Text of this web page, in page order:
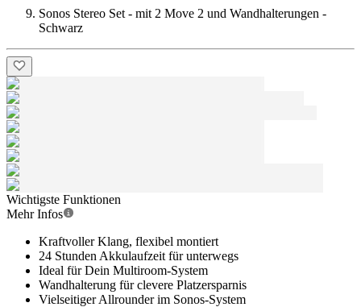
Sonos Stereo Set - mit 2 Move 2 und Wandhalterungen -
Schwarz
Wichtigste Funktionen
Mehr Infos
Kraftvoller Klang, flexibel montiert
24 Stunden Akkulaufzeit für unterwegs
Ideal für Dein Multiroom-System
Wandhalterung für clevere Platzersparnis
Vielseitiger Allrounder im Sonos-System